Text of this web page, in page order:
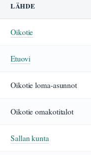
LÄHDE
Oikotie
Etuovi
Oikotie loma-asunnot
Oikotie omakotitalot
Sallan kunta